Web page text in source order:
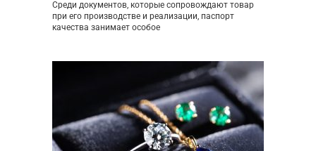
Среди документов, которые сопровождают товар
при его производстве и реализации, паспорт
качества занимает особое